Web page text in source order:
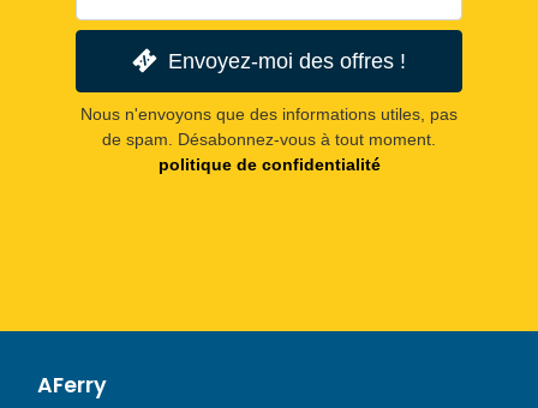
Envoyez-moi des offres !
Nous n'envoyons que des informations utiles, pas
de spam. Désabonnez-vous à tout moment.
politique de confidentialité
AFerry